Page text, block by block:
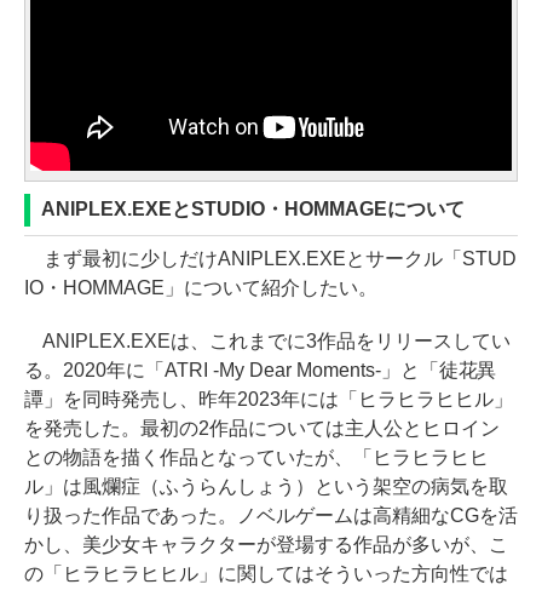
ANIPLEX.EXEとSTUDIO・HOMMAGEについて
まず最初に少しだけANIPLEX.EXEとサークル「STUD
IO・HOMMAGE」について紹介したい。
ANIPLEX.EXEは、これまでに3作品をリリースしてい
る。2020年に「ATRI -My Dear Moments-」と「徒花異
譚」を同時発売し、昨年2023年には「ヒラヒラヒヒル」
を発売した。最初の2作品については主人公とヒロイン
との物語を描く作品となっていたが、「ヒラヒラヒヒ
ル」は風爛症（ふうらんしょう）という架空の病気を取
り扱った作品であった。ノベルゲームは高精細なCGを活
かし、美少女キャラクターが登場する作品が多いが、こ
の「ヒラヒラヒヒル」に関してはそういった方向性では